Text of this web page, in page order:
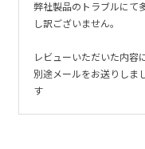
弊社製品のトラブルにて
し訳ございません。
レビューいただいた内容
別途メールをお送りしま
す